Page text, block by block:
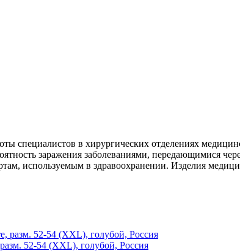
специалистов в хирургических отделениях
заражения заболеваниями, передающимися
используемым в здравоохранении. Изделия
52-54 (ХXL), голубой, Россия